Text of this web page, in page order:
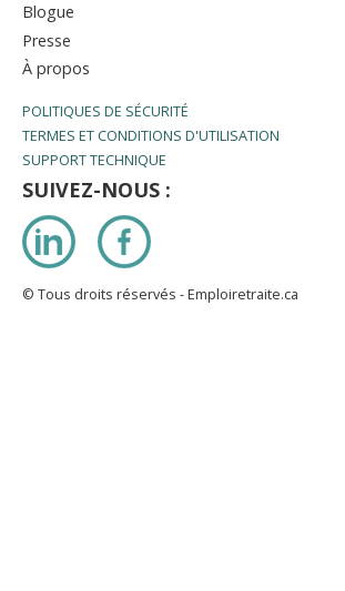
Blogue
Presse
À propos
POLITIQUES DE SÉCURITÉ
TERMES ET CONDITIONS D'UTILISATION
SUPPORT TECHNIQUE
SUIVEZ-NOUS :
LinkedIn
© Tous droits réservés - Emploiretraite.ca